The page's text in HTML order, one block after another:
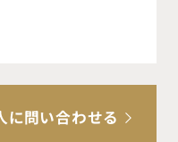
に問い合わせる